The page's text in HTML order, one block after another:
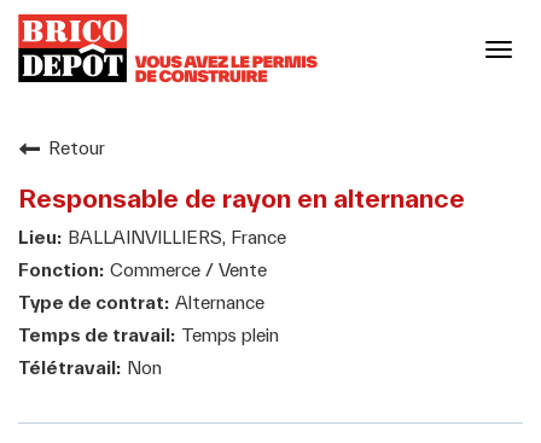
Notre enseigne
Notre culture
Nos engagements responsables
Nos métiers
Retour
Responsable de rayon en alternance
BALLAINVILLIERS, France
Commerce / Vente
Alternance
Temps plein
Non